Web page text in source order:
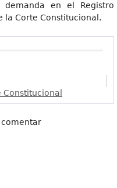
en el Registro
la Corte Constitucional.